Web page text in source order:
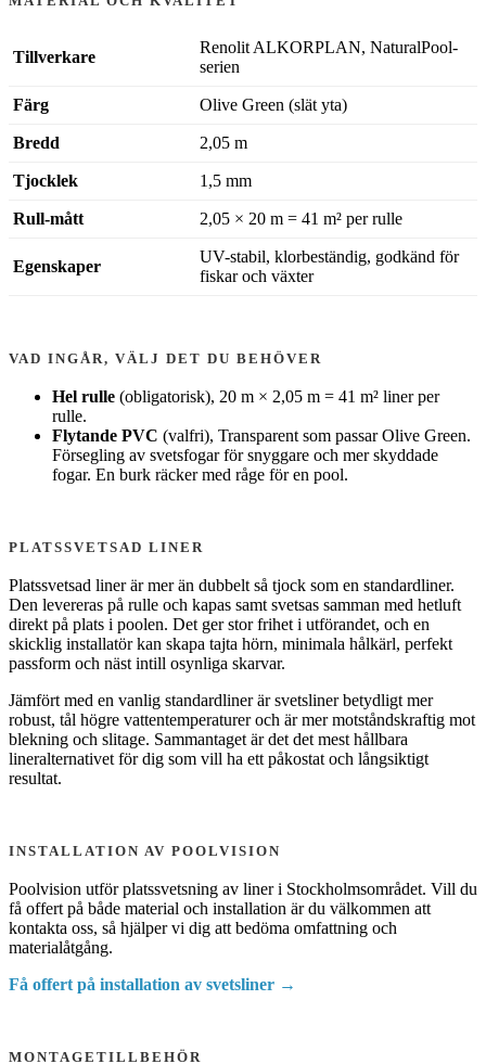
Tillverkare
Renolit ALKORPLAN, NaturalPool-
serien
Färg Olive Green (slät yta)
Bredd 2,05 m
Tjocklek 1,5 mm
Rull-mått 2,05 × 20 m = 41 m² per rulle
Egenskaper
UV-stabil, klorbeständig, godkänd för
fiskar och växter
VAD INGÅR, VÄLJ DET DU BEHÖVER
Hel rulle (obligatorisk), 20 m × 2,05 m = 41 m² liner per
rulle.
Flytande PVC (valfri), Transparent som passar Olive Green.
Försegling av svetsfogar för snyggare och mer skyddade
fogar. En burk räcker med råge för en pool.
PLATSSVETSAD LINER
Platssvetsad liner är mer än dubbelt så tjock som en standardliner.
Den levereras på rulle och kapas samt svetsas samman med hetluft
direkt på plats i poolen. Det ger stor frihet i utförandet, och en
skicklig installatör kan skapa tajta hörn, minimala hålkärl, perfekt
passform och näst intill osynliga skarvar.
Jämfört med en vanlig standardliner är svetsliner betydligt mer
robust, tål högre vattentemperaturer och är mer motståndskraftig mot
blekning och slitage. Sammantaget är det det mest hållbara
lineralternativet för dig som vill ha ett påkostat och långsiktigt
resultat.
INSTALLATION AV POOLVISION
Poolvision utför platssvetsning av liner i Stockholmsområdet. Vill du
få offert på både material och installation är du välkommen att
kontakta oss, så hjälper vi dig att bedöma omfattning och
materialåtgång.
Få offert på installation av svetsliner →
MONTAGETILLBEHÖR